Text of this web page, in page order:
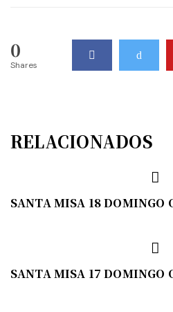
0
Shares
RELACIONADOS
SANTA MISA 18 DOMINGO
SANTA MISA 17 DOMINGO